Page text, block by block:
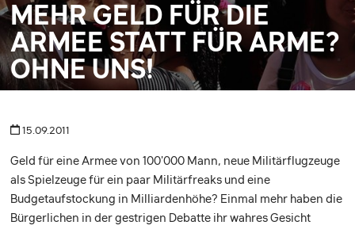
MEHR GELD FÜR DIE
ARMEE STATT FÜR ARME?
OHNE UNS!
15.09.2011
Geld für eine Armee von 100'000 Mann, neue Militärflugzeuge
als Spielzeuge für ein paar Militärfreaks und eine
Budgetaufstockung in Milliardenhöhe? Einmal mehr haben die
Bürgerlichen in der gestrigen Debatte ihr wahres Gesicht